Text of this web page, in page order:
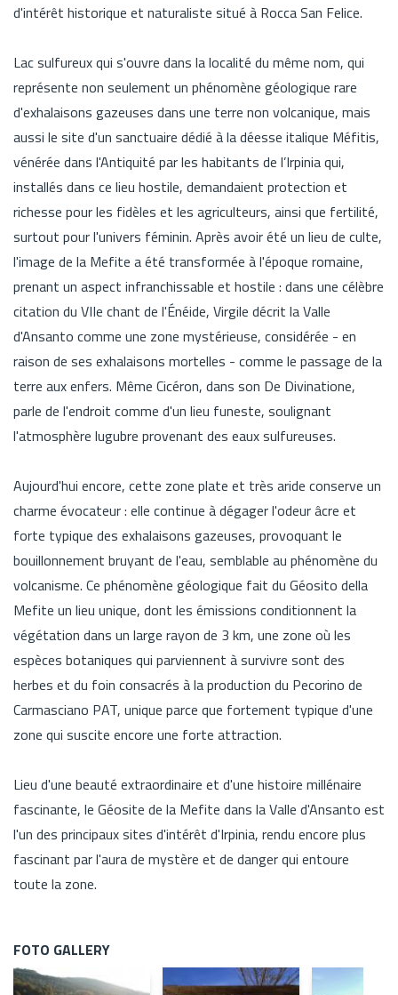
d'intérêt historique et naturaliste situé à Rocca San Felice.
Lac sulfureux qui s'ouvre dans la localité du même nom, qui
représente non seulement un phénomène géologique rare
d'exhalaisons gazeuses dans une terre non volcanique, mais
aussi le site d'un sanctuaire dédié à la déesse italique Méfitis,
vénérée dans l'Antiquité par les habitants de l’Irpinia qui,
installés dans ce lieu hostile, demandaient protection et
richesse pour les fidèles et les agriculteurs, ainsi que fertilité,
surtout pour l'univers féminin. Après avoir été un lieu de culte,
l'image de la Mefite a été transformée à l'époque romaine,
prenant un aspect infranchissable et hostile : dans une célèbre
citation du VIIe chant de l'Énéide, Virgile décrit la Valle
d'Ansanto comme une zone mystérieuse, considérée - en
raison de ses exhalaisons mortelles - comme le passage de la
terre aux enfers. Même Cicéron, dans son De Divinatione,
parle de l'endroit comme d'un lieu funeste, soulignant
l'atmosphère lugubre provenant des eaux sulfureuses.
Aujourd'hui encore, cette zone plate et très aride conserve un
charme évocateur : elle continue à dégager l'odeur âcre et
forte typique des exhalaisons gazeuses, provoquant le
bouillonnement bruyant de l'eau, semblable au phénomène du
volcanisme. Ce phénomène géologique fait du Géosito della
Mefite un lieu unique, dont les émissions conditionnent la
végétation dans un large rayon de 3 km, une zone où les
espèces botaniques qui parviennent à survivre sont des
herbes et du foin consacrés à la production du Pecorino de
Carmasciano PAT, unique parce que fortement typique d'une
zone qui suscite encore une forte attraction.
Lieu d'une beauté extraordinaire et d'une histoire millénaire
fascinante, le Géosite de la Mefite dans la Valle d'Ansanto est
l'un des principaux sites d'intérêt d'Irpinia, rendu encore plus
fascinant par l'aura de mystère et de danger qui entoure
toute la zone.
FOTO GALLERY